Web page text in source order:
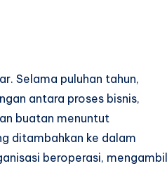
Selama puluhan tahun,
antara proses bisnis,
buatan menuntut
ditambahkan ke dalam
beroperasi, mengambil